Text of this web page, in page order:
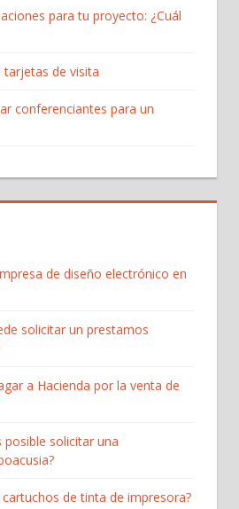
para tu proyecto: ¿Cuál
tarjetas de visita
conferenciantes para un
de diseño electrónico en
solicitar un prestamos
a Hacienda por la venta de
posible solicitar una
de tinta de impresora?